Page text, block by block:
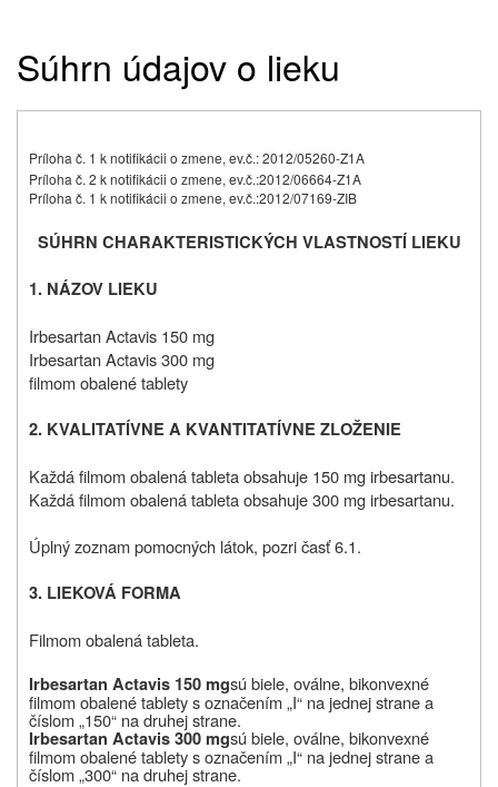
Súhrn údajov o lieku
Príloha č. 1 k notifikácii o zmene, ev.č.: 2012/05260-Z1A
Príloha č. 2 k notifikácii o zmene, ev.č.:2012/06664-Z1A
Príloha č. 1 k notifikácii o zmene, ev.č.:2012/07169-ZIB
SÚHRN CHARAKTERISTICKÝCH VLASTNOSTÍ LIEKU
1. NÁZOV LIEKU
Irbesartan Actavis 150 mg
Irbesartan Actavis 300 mg
filmom obalené tablety
2. KVALITATÍVNE A KVANTITATÍVNE ZLOŽENIE
Každá filmom obalená tableta obsahuje 150 mg irbesartanu.
Každá filmom obalená tableta obsahuje 300 mg irbesartanu.
Úplný zoznam pomocných látok, pozri časť 6.1.
3. LIEKOVÁ FORMA
Filmom obalená tableta.
Irbesartan Actavis 150 mgsú biele, oválne, bikonvexné
filmom obalené tablety s označením „I“ na jednej strane a
číslom „150“ na druhej strane.
Irbesartan Actavis 300 mgsú biele, oválne, bikonvexné
filmom obalené tablety s označením „I“ na jednej strane a
číslom „300“ na druhej strane.